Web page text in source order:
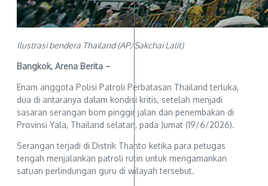
Ilustrasi bendera Thailand (AP/Sakchai Lalit)
Bangkok, Arena Berita –
Enam anggota Polisi Patroli Perbatasan Thailand terluka,
dua di antaranya dalam kondisi kritis, setelah menjadi
sasaran serangan bom pinggir jalan dan penembakan di
Provinsi Yala, Thailand selatan, pada Jumat (19/6/2026).
Serangan terjadi di Distrik Thanto ketika para petugas
tengah menjalankan patroli rutin untuk mengamankan
satuan perlindungan guru di wilayah tersebut.